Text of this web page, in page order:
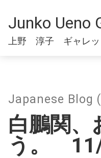
Junko Ueno
上野 淳子 ギャレッ
Japanese Blog
白鵬関、
う。